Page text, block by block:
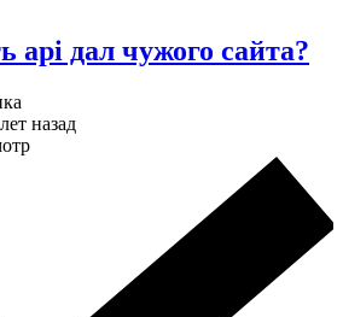
api дал чужого сайта?
назад